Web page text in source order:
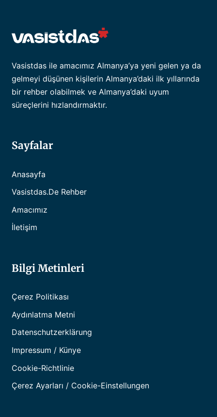
Vasistdas ile amacımız Almanya’ya yeni gelen ya da
gelmeyi düşünen kişilerin Almanya’daki ilk yıllarında
bir rehber olabilmek ve Almanya’daki uyum
süreçlerini hızlandırmaktır.
Sayfalar
Anasayfa
Vasistdas.de Rehber
Amacımız
İletişim
Bilgi Metinleri
Çerez Politikası
Aydınlatma Metni
Datenschutzerklärung
Impressum / Künye
Cookie-Richtlinie
Çerez Ayarları / Cookie-Einstellungen